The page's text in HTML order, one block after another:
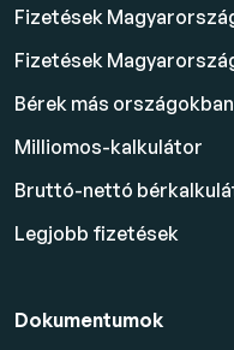
Fizetések
Fizetések
Bérek más országokban
Milliomos-kalkulátor
Bruttó-nettó
Legjobb fizetések
Dokumentumok